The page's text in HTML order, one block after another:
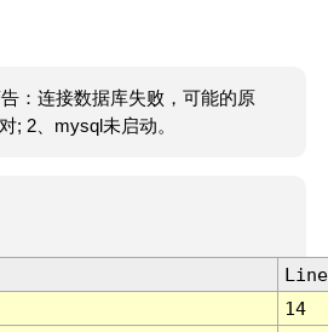
：连接数据库失败，可能的原
; 2、mysql未启动。
Line
14